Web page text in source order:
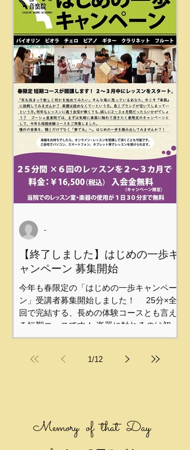
【終了しました】はじめの一歩キ
ャンペーン 募集開始
今年も春限定の「はじめの一歩キャンペー
ン」受講者募集開始しました！ 25分×全6
回で完結する、長めの体験コースとも言え
る短期コースです！ 楽器に触れるのは初め
て、ひさしぶり、という方もお気軽にレッ
当院までお問い合わせください。 「年も改
て…という方。何年もレッスンに通う自信
が無くても、試しに2～３ヵ月間だったらい
-
1/12
Memory of that Day